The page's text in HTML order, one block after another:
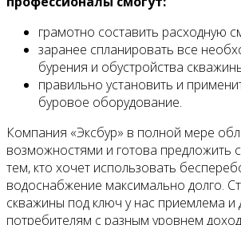
грамотно составить расходную
заранее спланировать все
бурения и обустройства
правильно установить и
буровое оборудование.
Компания «Эксбур» в полной мере
возможностями и готова предложить
тем, кто хочет использовать
водоснабжение максимально долго.
скважины под ключ у нас приемлема и
потребителям с разным уровнем